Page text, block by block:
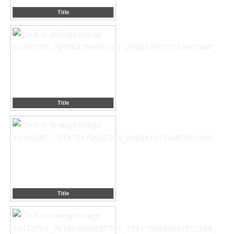
Title
Title
Title